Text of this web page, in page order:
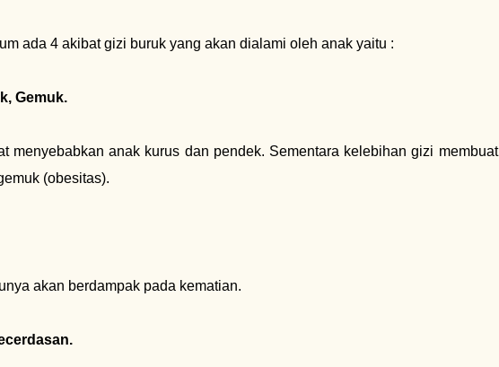
ada 4 akibat gizi buruk yang akan dialami oleh anak yaitu :
Gemuk.
menyebabkan anak kurus dan pendek. Sementara kelebihan gizi membuat
(obesitas).
akan berdampak pada kematian.